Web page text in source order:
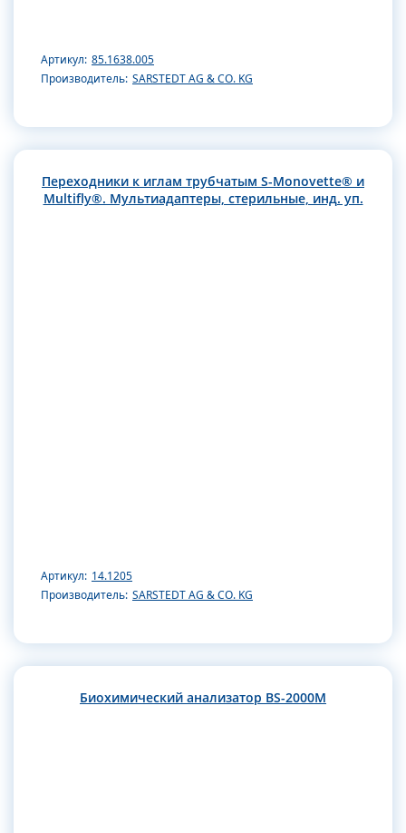
Артикул: 85.1638.005
Производитель: SARSTEDT AG & CO. KG
Переходники к иглам трубчатым S-Monovette® и
Multifly®. Мультиадаптеры, стерильные, инд. уп.
Артикул: 14.1205
Производитель: SARSTEDT AG & CO. KG
Биохимический анализатор BS-2000M